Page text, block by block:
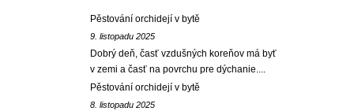
Pěstování orchidejí v bytě
9. listopadu 2025
Dobrý deň, časť vzdušných koreňov má byť
v zemi a časť na povrchu pre dýchanie....
Pěstování orchidejí v bytě
8. listopadu 2025